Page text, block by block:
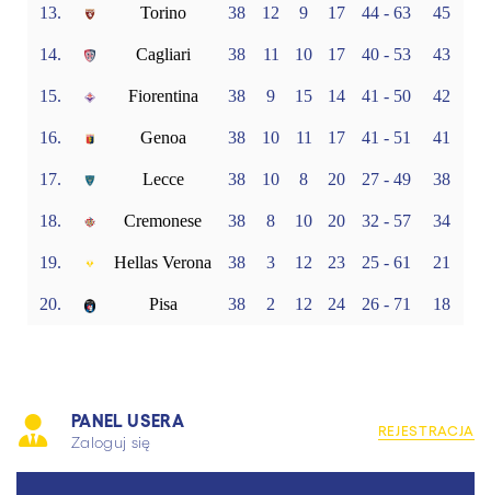
PANEL USERA
Zaloguj się
REJESTRACJA
13. Torino 38 12 9 17 44 - 63 45
14. Cagliari 38 11 10 17 40 - 53 43
15. Fiorentina 38 9 15 14 41 - 50 42
16. Genoa 38 10 11 17 41 - 51 41
17. Lecce 38 10 8 20 27 - 49 38
18. Cremonese 38 8 10 20 32 - 57 34
19. Hellas Verona 38 3 12 23 25 - 61 21
20. Pisa 38 2 12 24 26 - 71 18